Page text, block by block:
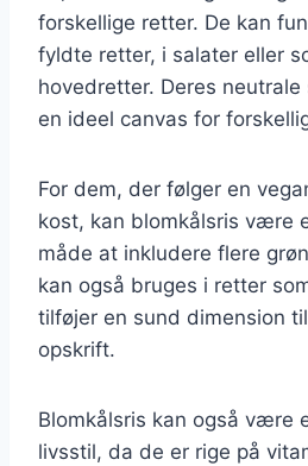
forskellige retter. De kan
fyldte retter, i salater eller
hovedretter. Deres
en ideel canvas for
For dem, der følger en
kost, kan blomkålsris være
måde at inkludere flere
kan også bruges i retter
tilføjer en sund dimension
opskrift.
Blomkålsris kan også være
livsstil, da de er rige på